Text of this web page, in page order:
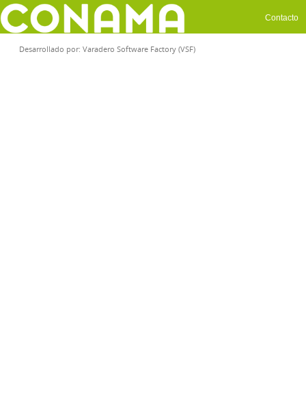
Contacto
Desarrollado por: Varadero Software Factory (VSF)